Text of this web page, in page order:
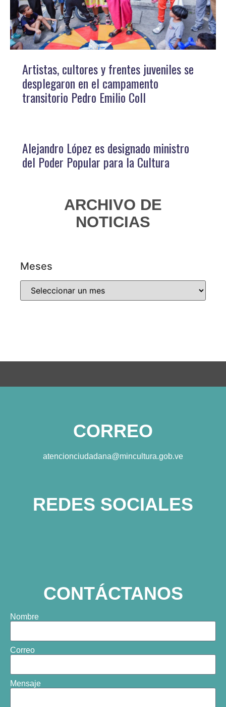
Artistas, cultores y frentes juveniles se
desplegaron en el campamento
transitorio Pedro Emilio Coll
Alejandro López es designado ministro
del Poder Popular para la Cultura
ARCHIVO DE
NOTICIAS
Meses
CORREO
atencionciudadana@mincultura.gob.ve
REDES SOCIALES
CONTÁCTANOS
Nombre
Correo
Mensaje